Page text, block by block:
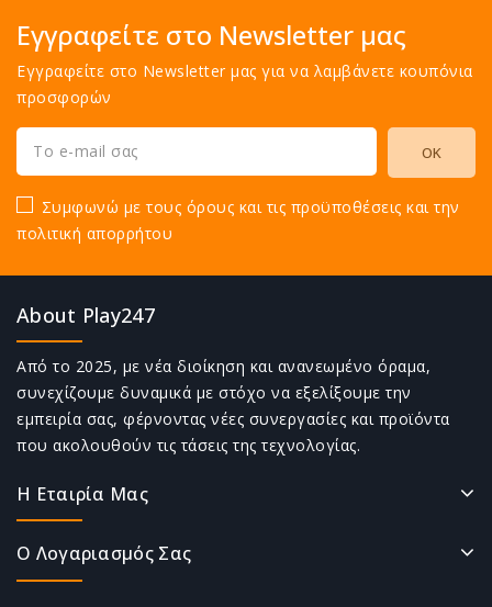
Εγγραφείτε στο Newsletter μας
Εγγραφείτε στο Newsletter μας για να λαμβάνετε κουπόνια
προσφορών
Συμφωνώ με τους όρους και τις προϋποθέσεις και την
πολιτική απορρήτου
About Play247
Από το 2025, με νέα διοίκηση και ανανεωμένο όραμα,
συνεχίζουμε δυναμικά με στόχο να εξελίξουμε την
εμπειρία σας, φέρνοντας νέες συνεργασίες και προϊόντα
που ακολουθούν τις τάσεις της τεχνολογίας.
Η Εταιρία Μας
Ο Λογαριασμός Σας